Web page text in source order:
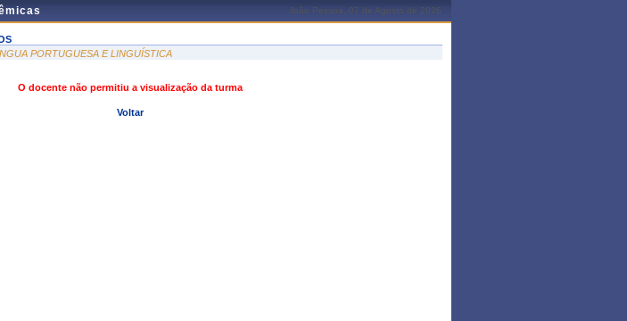
João Pessoa, 07 de Agosto de 2026
PORTUGUESA E LINGUÍSTICA
O docente não permitiu a visualização da turma
Voltar